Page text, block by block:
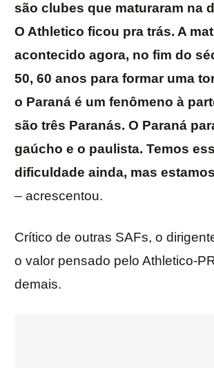
são clubes que maturaram na
O Athletico ficou pra trás. A
acontecido agora, no fim do
50, 60 anos para formar uma
o Paraná é um fenômeno à
são três Paranás. O Paraná
gaúcho e o paulista. Temos
dificuldade ainda, mas
– acrescentou.
Crítico de outras SAFs, o
o valor pensado pelo Athletico-
demais.